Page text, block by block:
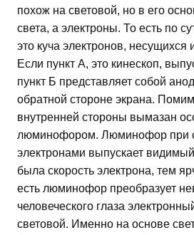
похож на световой, но в его
света, а электроны. То есть по
это куча электронов, несущихся
Если пункт А, это кинескоп,
пункт Б представляет собой
обратной стороне экрана.
внутренней стороны вымазан
люминофором. Люминофор при
электронами выпускает
была скорость электрона, тем
есть люминофор преобразует
человеческого глаза
световой. Именно на основе